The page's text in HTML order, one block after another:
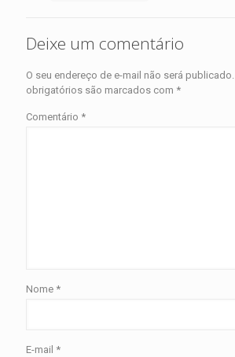
Deixe um comentário
O seu endereço de e-mail não será publicado.
obrigatórios são marcados com *
Comentário *
Nome *
E-mail *